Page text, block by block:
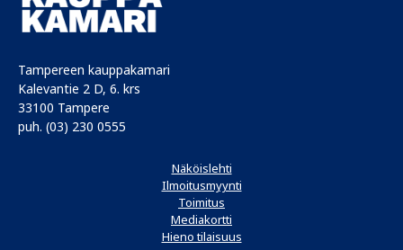
Tampereen kauppakamari
Kalevantie 2 D, 6. krs
33100 Tampere
puh. (03) 230 0555
Näköislehti
Ilmoitusmyynti
Toimitus
Mediakortti
Hieno tilaisuus